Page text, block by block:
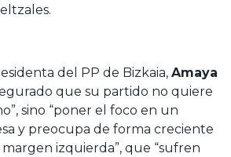
del PP de Bizkaia, Amaya
que su partido no quiere
sino “poner el foco en un
y preocupa de forma creciente
margen izquierda”, que “sufren